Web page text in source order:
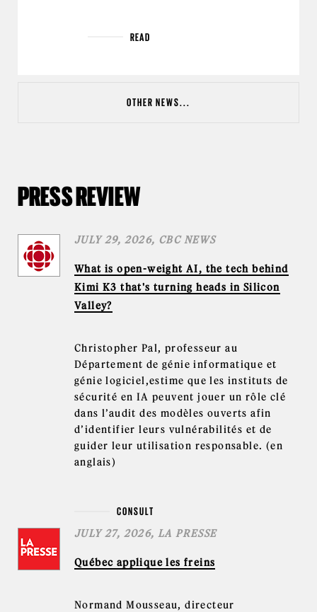
READ
OTHER NEWS...
PRESS REVIEW
JULY 29, 2026, CBC NEWS
What is open-weight AI, the tech behind
Kimi K3 that's turning heads in Silicon
Valley?
Christopher Pal, professeur au
Département de génie informatique et
génie logiciel,estime que les instituts de
sécurité en IA peuvent jouer un rôle clé
dans l’audit des modèles ouverts afin
d’identifier leurs vulnérabilités et de
guider leur utilisation responsable. (en
anglais)
CONSULT
JULY 27, 2026, LA PRESSE
Québec applique les freins
Normand Mousseau, directeur